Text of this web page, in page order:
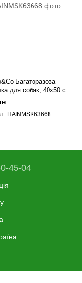
Багаторазова
для собак, 40х50 см
фіолетова, 1 шт.
HAINMSK63668
45-04